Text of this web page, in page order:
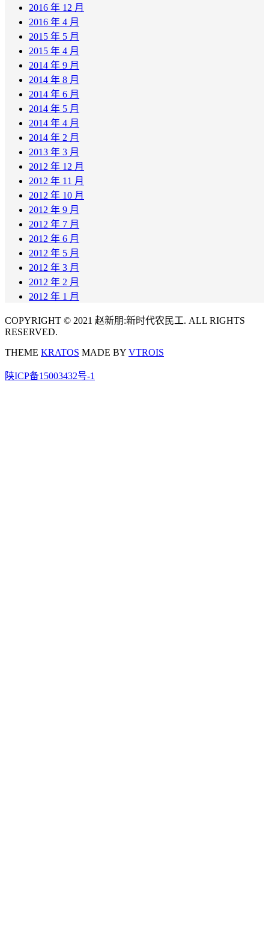
2016 年 12 月
2016 年 4 月
2015 年 5 月
2015 年 4 月
2014 年 9 月
2014 年 8 月
2014 年 6 月
2014 年 5 月
2014 年 4 月
2014 年 2 月
2013 年 3 月
2012 年 12 月
2012 年 11 月
2012 年 10 月
2012 年 9 月
2012 年 7 月
2012 年 6 月
2012 年 5 月
2012 年 3 月
2012 年 2 月
2012 年 1 月
COPYRIGHT © 2021 赵新朋:新时代农民工. ALL RIGHTS
RESERVED.
THEME KRATOS MADE BY VTROIS
陕ICP备15003432号-1